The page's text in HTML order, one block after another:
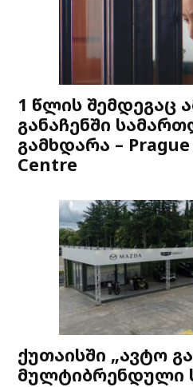
1 წლის შემდეგაც
განაჩენში
გამხდარა –
Centre
ქუთაისში „ავტო
მულტიბრენდული